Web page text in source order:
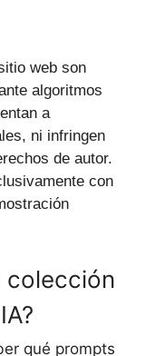
web son
algoritmos
a
ni infringen
de autor.
con
colección
qué prompts